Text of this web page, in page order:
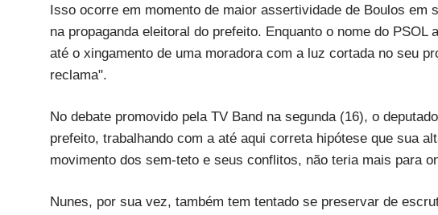
Isso ocorre em momento de maior assertividade de Boulos
na propaganda eleitoral do prefeito. Enquanto o nome do
até o xingamento de uma moradora com a luz cortada no seu
reclama".
No debate promovido pela TV Band na segunda (16), o
prefeito, trabalhando com a até aqui correta hipótese que sua
movimento dos sem-teto e seus conflitos, não teria mais para
Nunes, por sua vez, também tem tentado se preservar de